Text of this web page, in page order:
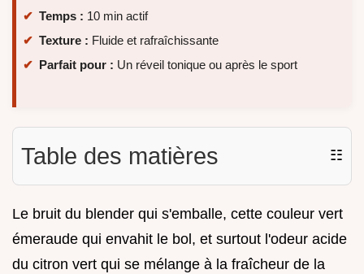
Temps : 10 min actif
Texture : Fluide et rafraîchissante
Parfait pour : Un réveil tonique ou après le sport
Table des matières ☷
Le bruit du blender qui s'emballe, cette couleur vert
émeraude qui envahit le bol, et surtout l'odeur acide
du citron vert qui se mélange à la fraîcheur de la